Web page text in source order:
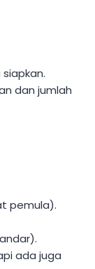
dan jumlah
pemula).
ada juga